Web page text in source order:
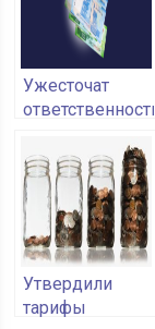
Ужесточат
ответственность
зарплаты
Утвердили
тарифы